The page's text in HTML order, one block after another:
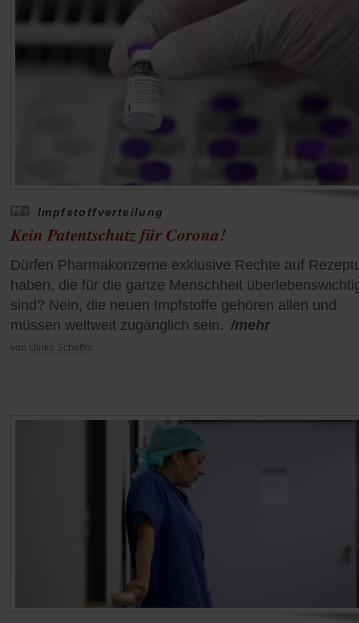
Impfstoffverteilung
Kein Patentschutz für Corona!
Dürfen Pharmakonzerne exklusive Rechte auf
haben, die für die ganze Menschheit
sind? Nein, die neuen Impfstoffe gehören allen und
müssen weltweit zugänglich sein. /mehr
von Ulrike Scheffer